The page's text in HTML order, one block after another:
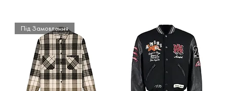
Під Замовлення